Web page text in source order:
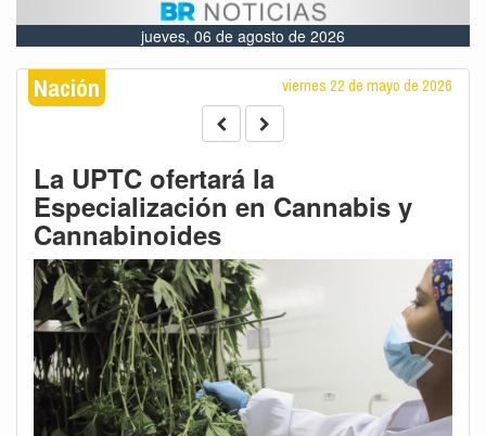
jueves, 06 de agosto de 2026
Nación viernes 22 de mayo de 2026
La UPTC ofertará la
Especialización en Cannabis y
Cannabinoides